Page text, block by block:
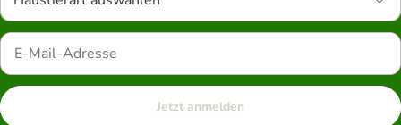
Jetzt anmelden